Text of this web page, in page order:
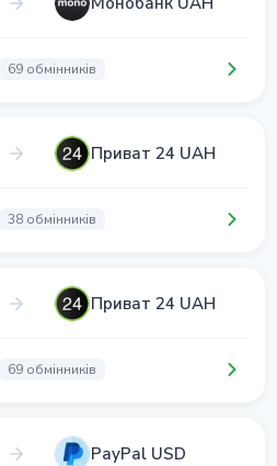
69 обмінників
Приват 24 UAH
38 обмінників
Приват 24 UAH
69 обмінників
PayPal USD